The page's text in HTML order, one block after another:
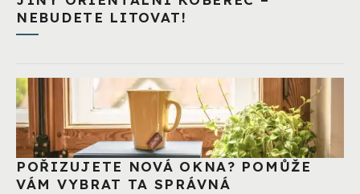
NEBUDETE LITOVAT!
POŘIZUJETE NOVÁ OKNA? POMŮŽE
VÁM VYBRAT TA SPRÁVNÁ